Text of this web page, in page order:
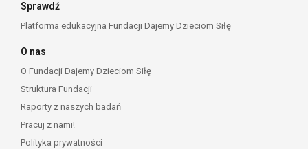
Sprawdź
Platforma edukacyjna Fundacji Dajemy Dzieciom Siłę
O nas
O Fundacji Dajemy Dzieciom Siłę
Struktura Fundacji
Raporty z naszych badań
Pracuj z nami!
Polityka prywatności